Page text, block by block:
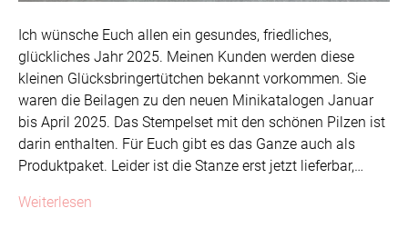
Ich wünsche Euch allen ein gesundes, friedliches,
glückliches Jahr 2025. Meinen Kunden werden diese
kleinen Glücksbringertütchen bekannt vorkommen. Sie
waren die Beilagen zu den neuen Minikatalogen Januar
bis April 2025. Das Stempelset mit den schönen Pilzen ist
darin enthalten. Für Euch gibt es das Ganze auch als
Produktpaket. Leider ist die Stanze erst jetzt lieferbar,…
Weiterlesen